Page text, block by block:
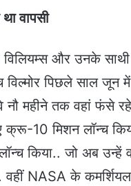
वापसी
विलियम्स और उनके
विल्मोर पिछले साल
नौ महीने तक वहां फंसे
क्रू-10 मिशन लॉन्च
किया.. जो अब
वहीं NASA के